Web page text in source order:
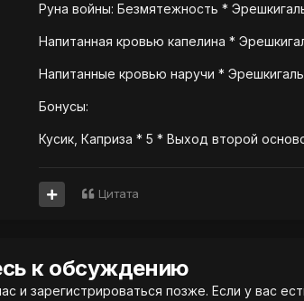
Руна войны: Безмятежность *
Напитанная кровью капелина *
Напитанные кровью наручи *
Бонусы:
Кусик, Каприза * 5 * Выход второй
Цитата
к обсуждению
и зарегистрироваться позже. Если у вас